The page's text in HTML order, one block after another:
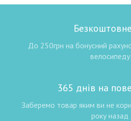
До 250грн на бонусний
велосипеду
365 днів на
Заберемо товар яким ви не
року назад